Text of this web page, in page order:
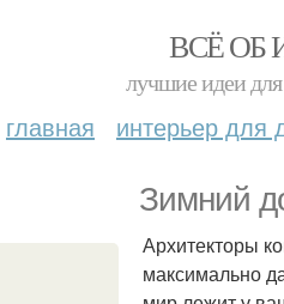
ВСЁ ОБ
лучшие идеи для
главная интерьер для
Зимний
Архитекторы
максимально